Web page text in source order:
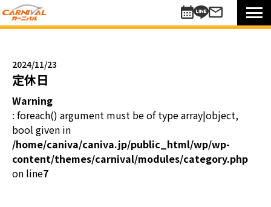
未使用車
中古車
買い方のご提案
コミットワンシステム
アレンジ7
未使用車
リターンカー
2024/11/23
定休日
Warning
: foreach() argument must be of type array|object,
bool given in
/home/caniva/caniva.jp/public_html/wp/wp-
content/themes/carnival/modules/category.php
on line7